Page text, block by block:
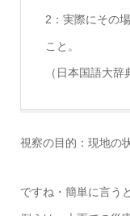
2：実際にその
こと。
（日本国語大辞
視察の目的：現地の
ですね・簡単に言うと